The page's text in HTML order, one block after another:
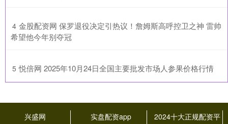
4 ​金股配资网 保罗退役决定引热议！詹姆斯高呼控卫之神 雷帅
希望他今年别夺冠
5 ​悦倍网 2025年10月24日全国主要批发市场人参果价格行情
兴盛网 实盘配资app
2024十大正规配资平